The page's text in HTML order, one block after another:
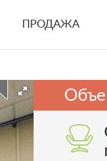
ПРОДАЖА